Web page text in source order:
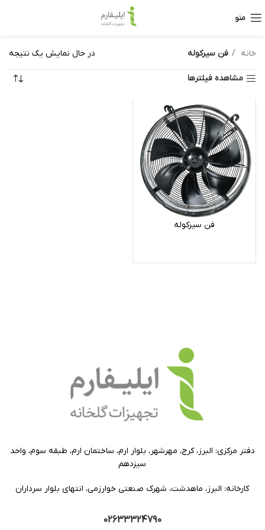
منو
خانه فن سیرکوله در حال نمایش یک نتیجه
مشاهده فیلترها
فن سیرکوله
دفتر مرکزی: البرز، کرج، مهرشهر، بلوار ارم، ساختمان ارم، طبقه سوم، واحد
سیزدهم
کارخانه: البرز، ماهدشت، شهرک صنعتی خوارزمی، انتهای بلوار سرداران
02633324790